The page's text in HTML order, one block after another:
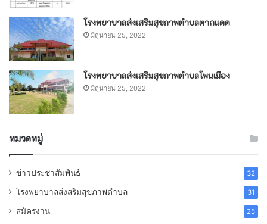
โรงพยาบาลส่งเสริมสุขภาพตำบลตากแดด
มิถุนายน 25, 2022
โรงพยาบาลส่งเสริมสุขภาพตำบลโพนเมือง
มิถุนายน 25, 2022
หมวดหมู่
ข่าวประชาสัมพันธ์ 32
โรงพยาบาลส่งสริมสุขภาพตำบล 31
สมัครงาน 25